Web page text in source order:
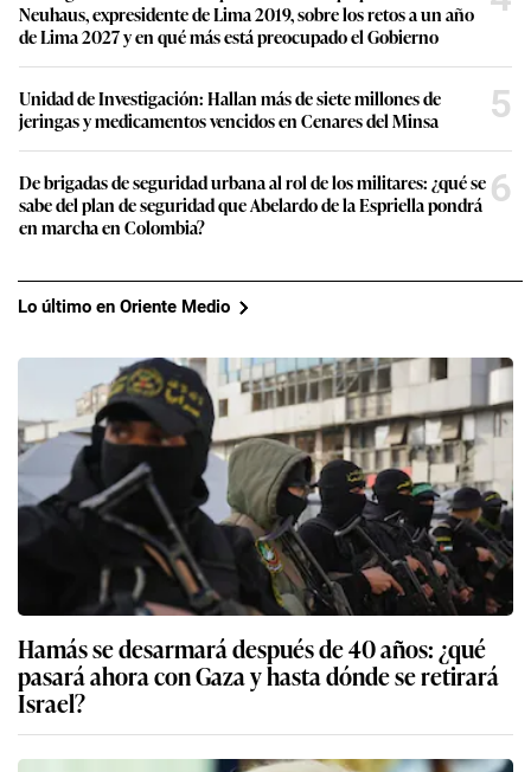
Neuhaus, expresidente de Lima 2019, sobre los retos a un año
de Lima 2027 y en qué más está preocupado el Gobierno
Unidad de Investigación: Hallan más de siete millones de
jeringas y medicamentos vencidos en Cenares del Minsa
5
De brigadas de seguridad urbana al rol de los militares: ¿qué se
sabe del plan de seguridad que Abelardo de la Espriella pondrá
en marcha en Colombia?
6
Lo último en Oriente Medio
Hamás se desarmará después de 40 años: ¿qué
pasará ahora con Gaza y hasta dónde se retirará
Israel?